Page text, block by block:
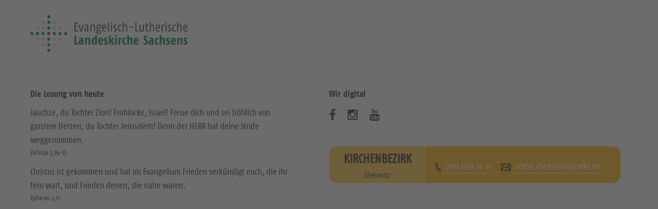
Die Losung von heute
Jauchze, du Tochter Zion! Frohlocke, Israel! Freue dich und sei fröhlich von
ganzem Herzen, du Tochter Jerusalem! Denn der HERR hat deine Strafe
weggenommen.
Zefanja 3,14-15
Christus ist gekommen und hat im Evangelium Frieden verkündigt euch, die ihr
fern wart, und Frieden denen, die nahe waren.
Epheser 2,17
Wir digital
B
B
s
B
s
u
KIRCHENBEZIRK
Chemnitz
0371 400 56 21 suptur.chemnitz@evlks.de